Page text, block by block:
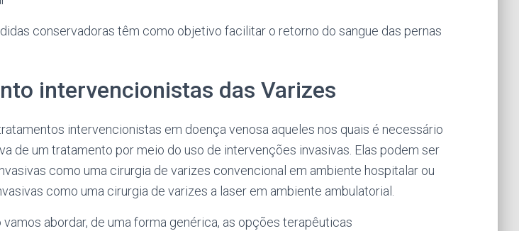
conservadoras têm como objetivo facilitar o retorno do sangue das pernas
intervencionistas das Varizes
intervencionistas em doença venosa aqueles nos quais é necessário
de um tratamento por meio do uso de intervenções invasivas. Elas podem ser
como uma cirurgia de varizes convencional em ambiente hospitalar ou
como uma cirurgia de varizes a laser em ambiente ambulatorial.
abordar, de uma forma genérica, as opções terapêuticas